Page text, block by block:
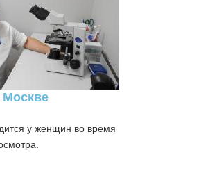
Москве
у женщин во время